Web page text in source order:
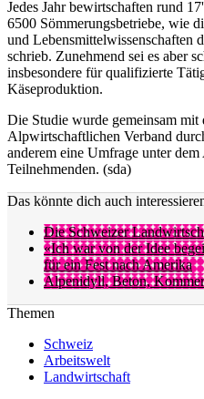
Jedes Jahr bewirtschaften rund
6500 Sömmerungsbetriebe, wie
und Lebensmittelwissenschaften
schrieb. Zunehmend sei es aber
insbesondere für qualifizierte
Käseproduktion.
Die Studie wurde gemeinsam mit
Alpwirtschaftlichen Verband
anderem eine Umfrage unter
Teilnehmenden. (sda)
Das könnte dich auch
Die Schweizer
«Ich war von der Idee
für ein Fest nach Amerika
Alpenidyll, Beton,
Themen
Schweiz
Arbeitswelt
Landwirtschaft